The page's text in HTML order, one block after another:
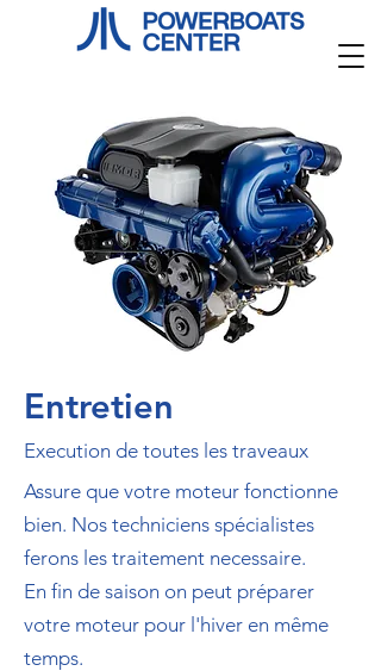
Entretien
Execution de toutes les traveaux
Assure que votre moteur fonctionne
bien. Nos techniciens spécialistes
ferons les traitement necessaire.
En fin de saison on peut préparer
votre moteur pour l'hiver en même
temps.